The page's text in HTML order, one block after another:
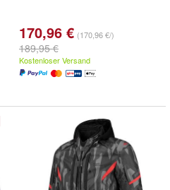
170,96 € (170,96 €/)
189,95 €
Kostenloser Versand